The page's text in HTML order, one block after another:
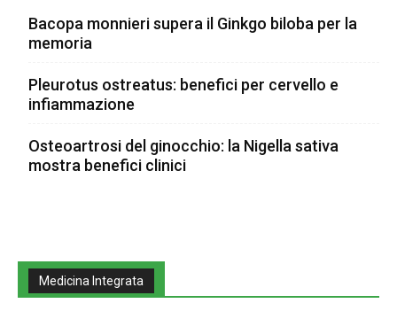
Bacopa monnieri supera il Ginkgo biloba per la
memoria
Pleurotus ostreatus: benefici per cervello e
infiammazione
Osteoartrosi del ginocchio: la Nigella sativa
mostra benefici clinici
Medicina Integrata